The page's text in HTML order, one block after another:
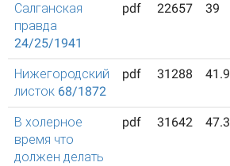
Салганская
правда
24/25/1941
pdf 22657 39
Нижегородский
листок 68/1872
pdf 31288 41.9
В холерное
время что
должен делать
pdf 31642 47.3